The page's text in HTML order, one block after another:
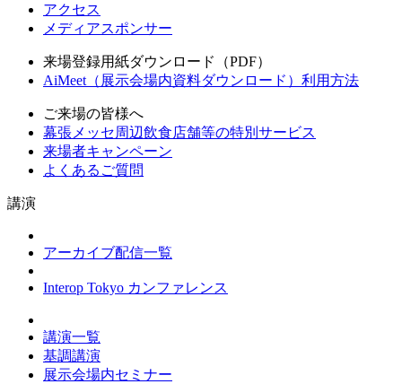
アクセス
メディアスポンサー
来場登録用紙ダウンロード（PDF）
AiMeet（展示会場内資料ダウンロード）利用方法
ご来場の皆様へ
幕張メッセ周辺飲食店舗等の特別サービス
来場者キャンペーン
よくあるご質問
講演
アーカイブ配信一覧
Interop Tokyo カンファレンス
講演一覧
基調講演
展示会場内セミナー